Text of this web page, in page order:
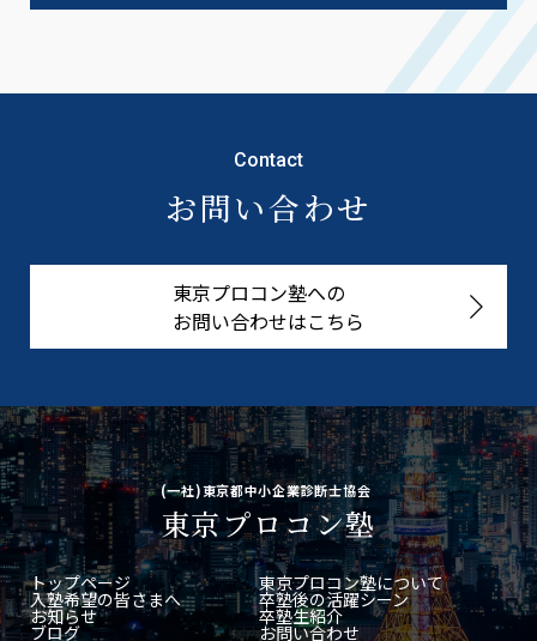
Contact
お問い合わせ
東京プロコン塾への
お問い合わせはこちら
(一社)東京都中小企業診断士協会
東京プロコン塾
トップページ 東京プロコン塾について
入塾希望の皆さまへ 卒塾後の活躍シーン
お知らせ 卒塾生紹介
ブログ お問い合わせ